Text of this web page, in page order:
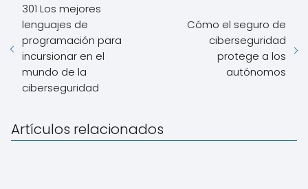
301 Los mejores
lenguajes de
programación para
incursionar en el
mundo de la
ciberseguridad
Cómo el seguro de
ciberseguridad
protege a los
autónomos
Artículos relacionados